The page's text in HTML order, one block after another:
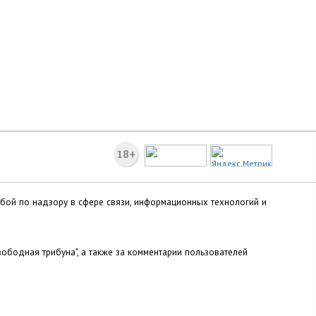
18+
по надзору в сфере связи, информационных технологий и
трибуна", а также за комментарии пользователей